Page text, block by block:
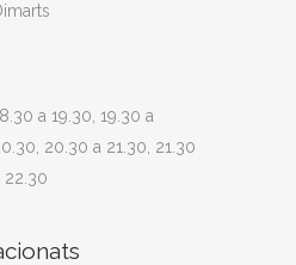
a 19.30, 19.30 a
20.30 a 21.30, 21.30
22.30